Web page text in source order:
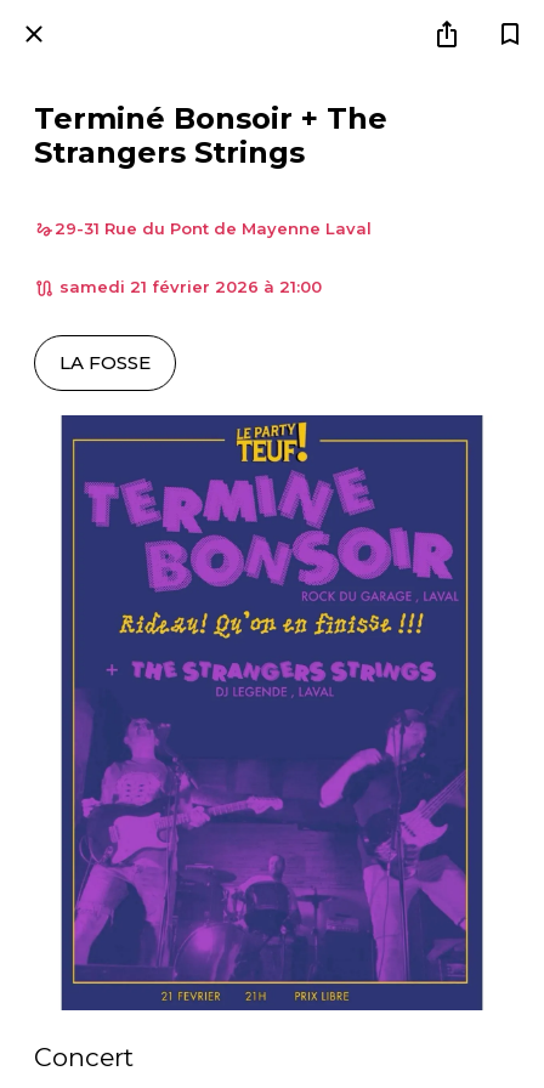
Terminé Bonsoir + The
Strangers Strings
29-31 Rue du Pont de Mayenne Laval
samedi 21 février 2026 à 21:00
LA FOSSE
Concert